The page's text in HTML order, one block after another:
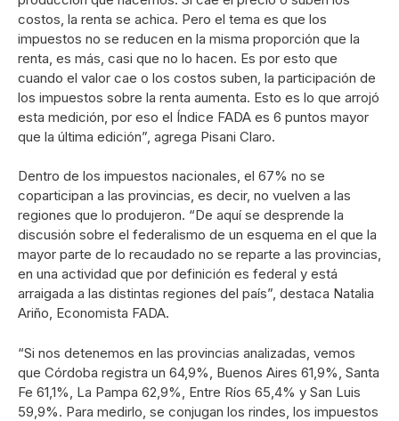
costos, la renta se achica. Pero el tema es que los
impuestos no se reducen en la misma proporción que la
renta, es más, casi que no lo hacen. Es por esto que
cuando el valor cae o los costos suben, la participación de
los impuestos sobre la renta aumenta. Esto es lo que arrojó
esta medición, por eso el Índice FADA es 6 puntos mayor
que la última edición”, agrega Pisani Claro.
Dentro de los impuestos nacionales, el 67% no se
coparticipan a las provincias, es decir, no vuelven a las
regiones que lo produjeron. “De aquí se desprende la
discusión sobre el federalismo de un esquema en el que la
mayor parte de lo recaudado no se reparte a las provincias,
en una actividad que por definición es federal y está
arraigada a las distintas regiones del país”, destaca Natalia
Ariño, Economista FADA.
“Si nos detenemos en las provincias analizadas, vemos
que Córdoba registra un 64,9%, Buenos Aires 61,9%, Santa
Fe 61,1%, La Pampa 62,9%, Entre Ríos 65,4% y San Luis
59,9%. Para medirlo, se conjugan los rindes, los impuestos